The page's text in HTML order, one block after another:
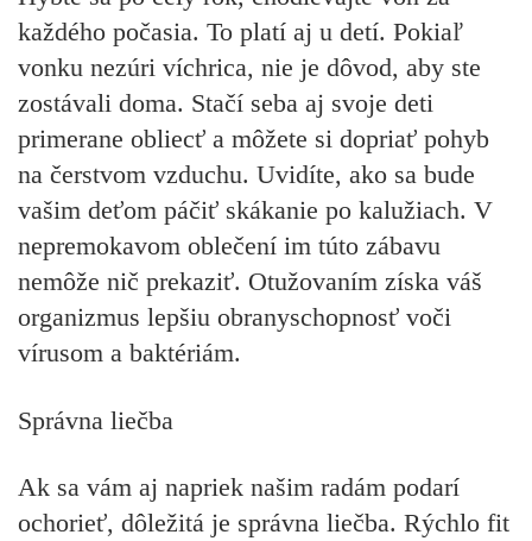
každého počasia. To platí aj u detí. Pokiaľ
vonku nezúri víchrica, nie je dôvod, aby ste
zostávali doma. Stačí seba aj svoje deti
primerane obliecť a môžete si dopriať pohyb
na čerstvom vzduchu. Uvidíte, ako sa bude
vašim deťom páčiť skákanie po kalužiach. V
nepremokavom oblečení im túto zábavu
nemôže nič prekaziť. Otužovaním získa váš
organizmus lepšiu obranyschopnosť voči
vírusom a baktériám.
Správna liečba
Ak sa vám aj napriek našim radám podarí
ochorieť, dôležitá je správna liečba. Rýchlo fit